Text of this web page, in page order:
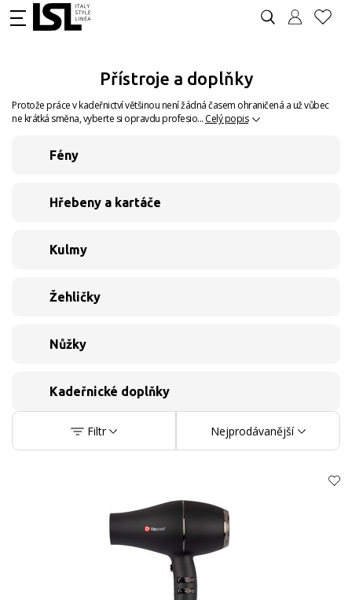
Přístroje a doplňky
Protože práce v kadeřnictví většinou není žádná časem ohraničená a už vůbec
ne krátká směna, vyberte si opravdu profesio... Celý popis
Fény
Hřebeny a kartáče
Kulmy
Žehličky
Nůžky
Kadeřnické doplňky
Filtr Nejprodávanější